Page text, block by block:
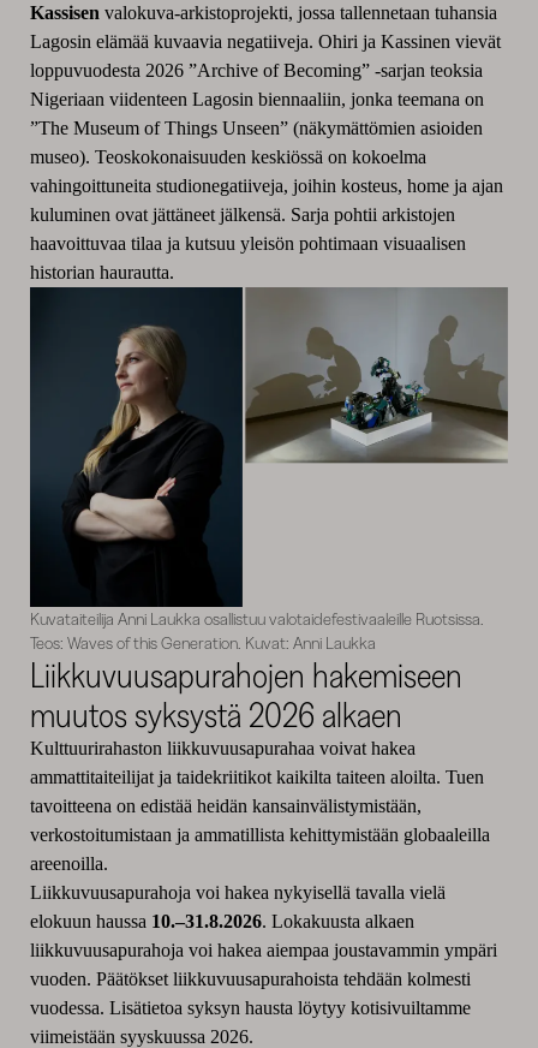
Kassisenvalokuva-arkistoprojekti, jossa tallennetaan tuhansia
Lagosin elämää kuvaavia negatiiveja. Ohiri ja Kassinen vievät
loppuvuodesta 2026 ”Archive of Becoming” -sarjan teoksia
Nigeriaan viidenteen Lagosin biennaaliin, jonka teemana on
”The Museum of Things Unseen” (näkymättömien asioiden
museo). Teoskokonaisuuden keskiössä on kokoelma
vahingoittuneita studionegatiiveja, joihin kosteus, home ja ajan
kuluminen ovat jättäneet jälkensä. Sarja pohtii arkistojen
haavoittuvaa tilaa ja kutsuu yleisön pohtimaan visuaalisen
historian haurautta.
Kuvataiteilija Anni Laukka osallistuu valotaidefestivaaleille Ruotsissa.
Teos: Waves of this Generation. Kuvat: Anni Laukka
Liikkuvuusapurahojen hakemiseen
muutos syksystä 2026 alkaen
Kulttuurirahaston liikkuvuusapurahaa voivat hakea
ammattitaiteilijat ja taidekriitikot kaikilta taiteen aloilta. Tuen
tavoitteena on edistää heidän kansainvälistymistään,
verkostoitumistaan ja ammatillista kehittymistään globaaleilla
areenoilla.
Liikkuvuusapurahoja voi hakea nykyisellä tavalla vielä
elokuun haussa 10.–31.8.2026. Lokakuusta alkaen
liikkuvuusapurahoja voi hakea aiempaa joustavammin ympäri
vuoden. Päätökset liikkuvuusapurahoista tehdään kolmesti
vuodessa. Lisätietoa syksyn hausta löytyy kotisivuiltamme
viimeistään syyskuussa 2026.